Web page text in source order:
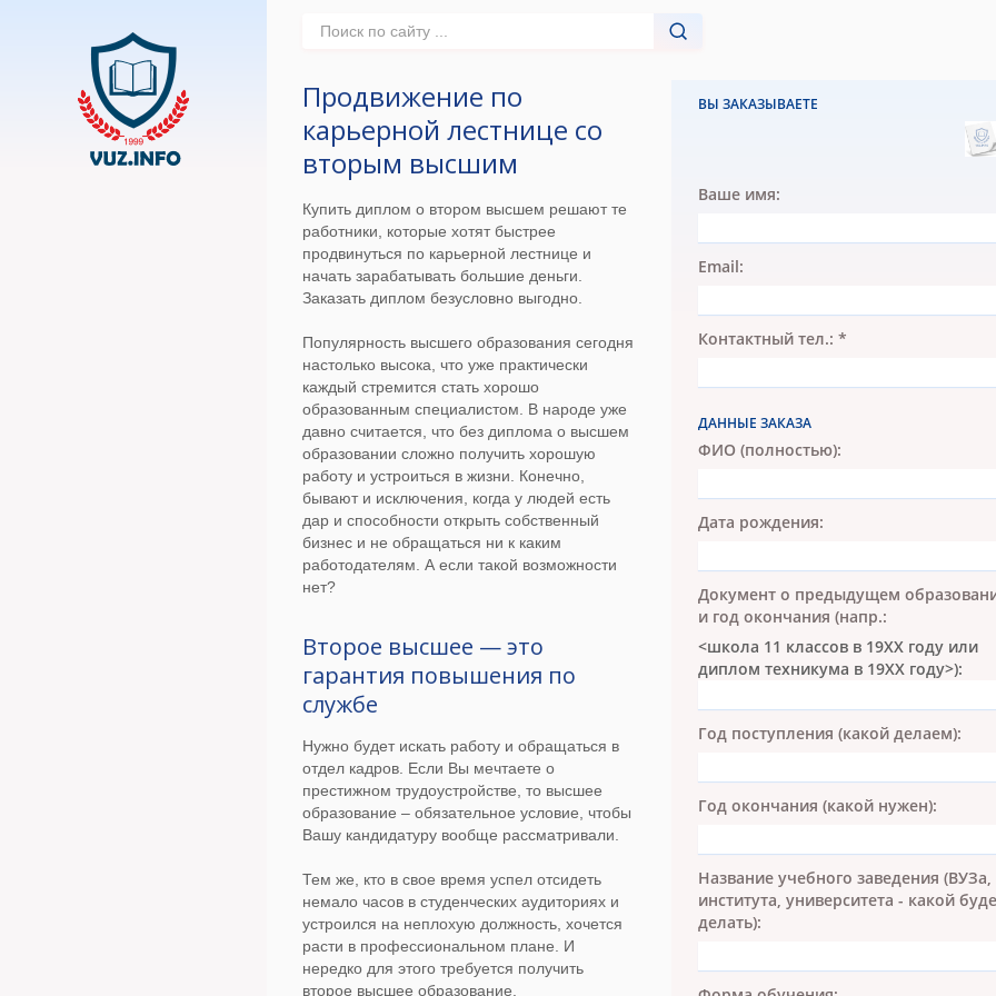
Ваше имя:
Email:
Контактный тел.: *
ДАННЫЕ ЗАКАЗА
ФИО (полностью):
Дата рождения:
Документ о предыдущем
и год окончания (напр.:
<школа 11 классов в 19ХХ году или
диплом техникума в 19ХХ году>):
Год поступления (какой делаем):
Год окончания (какой нужен):
Название учебного заведения (ВУЗа,
института, университета - какой
делать):
ВЫ ЗАКАЗЫВАЕТЕ
Продвижение по
карьерной лестнице со
вторым высшим
Купить диплом о втором высшем решают те
работники, которые хотят быстрее
продвинуться по карьерной лестнице и
начать зарабатывать большие деньги.
Заказать диплом безусловно выгодно.
Популярность высшего образования сегодня
настолько высока, что уже практически
каждый стремится стать хорошо
образованным специалистом. В народе уже
давно считается, что без диплома о высшем
образовании сложно получить хорошую
работу и устроиться в жизни. Конечно,
бывают и исключения, когда у людей есть
дар и способности открыть собственный
бизнес и не обращаться ни к каким
работодателям. А если такой возможности
нет?
Второе высшее — это
гарантия повышения по
службе
Нужно будет искать работу и обращаться в
отдел кадров. Если Вы мечтаете о
престижном трудоустройстве, то высшее
образование – обязательное условие, чтобы
Вашу кандидатуру вообще рассматривали.
Тем же, кто в свое время успел отсидеть
немало часов в студенческих аудиториях и
устроился на неплохую должность, хочется
расти в профессиональном плане. И
нередко для этого требуется получить
второе высшее образование.